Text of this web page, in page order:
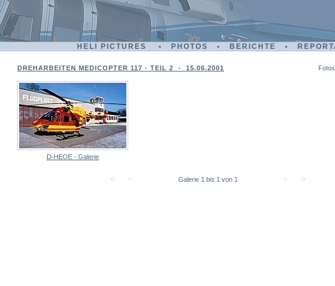
HELI PICTURES • PHOTOS • BERICHTE •
DREHARBEITEN MEDICOPTER 117 - TEIL 2 - 15.06.2001
D-HEOE - Galerie
Galerie 1 bis 1 von 1